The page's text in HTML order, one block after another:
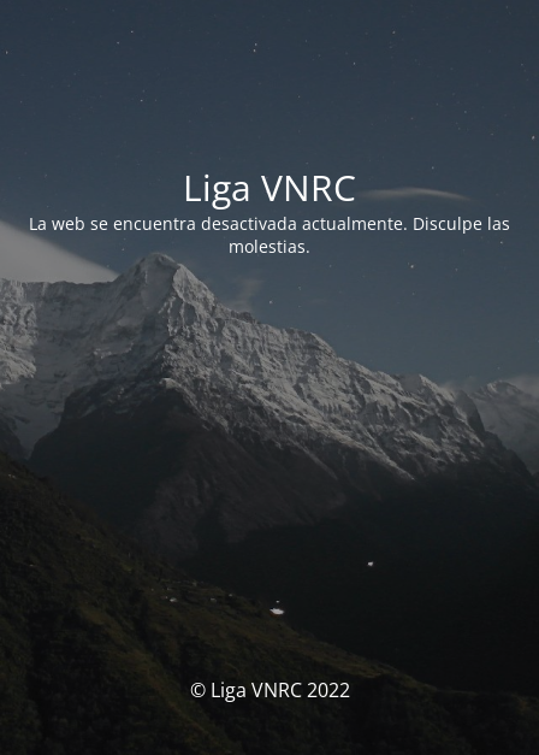
Liga VNRC
La web se encuentra desactivada actualmente. Disculpe las
molestias.
© Liga VNRC 2022